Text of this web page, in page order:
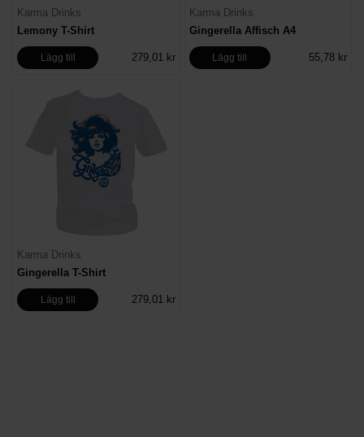
Karma Drinks
Lemony T-Shirt
Lägg till 279,01 kr
Karma Drinks
Gingerella Affisch A4
Lägg till 55,78 kr
Karma Drinks
Gingerella T-Shirt
Lägg till 279,01 kr